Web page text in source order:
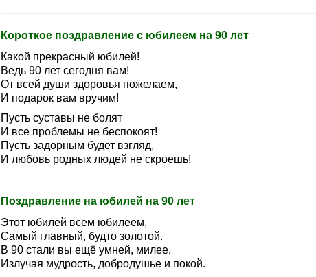
Короткое поздравление с юбилеем на 90 лет
Какой прекрасный юбилей!
Ведь 90 лет сегодня вам!
От всей души здоровья пожелаем,
И подарок вам вручим!
Пусть суставы не болят
И все проблемы не беспокоят!
Пусть задорным будет взгляд,
И любовь родных людей не скроешь!
Поздравление на юбилей на 90 лет
Этот юбилей всем юбилеем,
Самый главный, будто золотой.
В 90 стали вы ещё умней, милее,
Излучая мудрость, добродушье и покой.